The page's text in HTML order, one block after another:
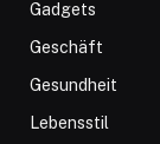
Gadgets
Geschäft
Gesundheit
Lebensstil